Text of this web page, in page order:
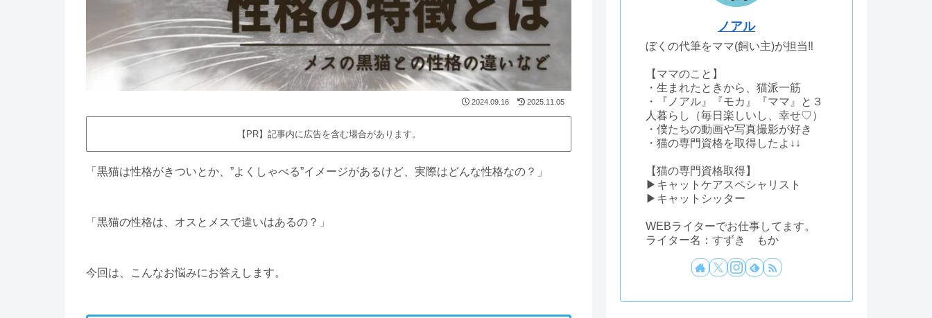
2024.09.16 2025.11.05
【PR】記事内に広告を含む場合があります。
「黒猫は性格がきついとか、”よくしゃべる”イメージがあるけど、実際はどんな性格なの？」
「黒猫の性格は、オスとメスで違いはあるの？」
今回は、こんなお悩みにお答えします。
ノアル
ぼくの代筆をママ(飼い主)が担当‼
【ママのこと】
・生まれたときから、猫派一筋
・『ノアル』『モカ』『ママ』と３
人暮らし（毎日楽しいし、幸せ♡）
・僕たちの動画や写真撮影が好き
・猫の専門資格を取得したよ↓↓
【猫の専門資格取得】
▶キャットケアスペシャリスト
▶キャットシッター
WEBライターでお仕事してます。
ライター名：すずき もか